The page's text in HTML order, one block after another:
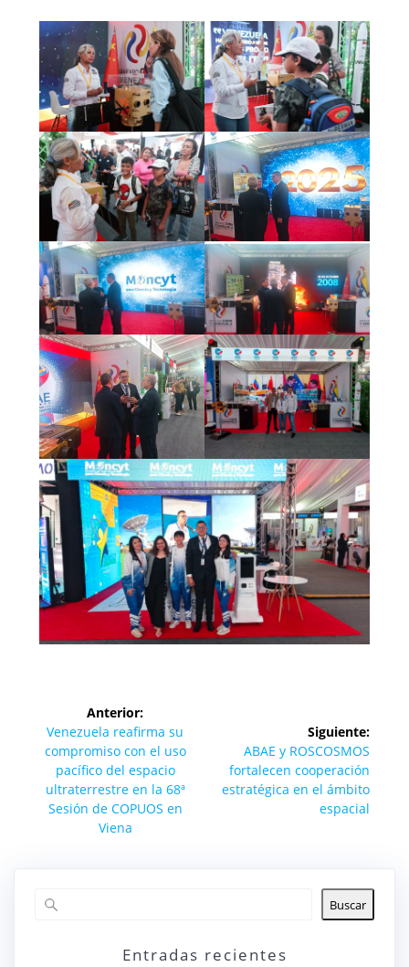
Navegación
de
entradas
Anterior:
Entrada
anterior:
Venezuela reafirma su
compromiso con el uso
pacífico del espacio
ultraterrestre en la 68ª
Sesión de COPUOS en
Viena
Siguiente:
Siguiente
entrada:
ABAE y ROSCOSMOS
fortalecen cooperación
estratégica en el ámbito
espacial
Buscar
Entradas recientes